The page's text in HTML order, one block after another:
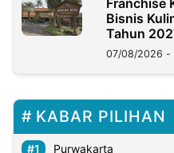
Bisnis
Tahun
07/08/2026 -
KABAR PILIHAN
Purwakarta